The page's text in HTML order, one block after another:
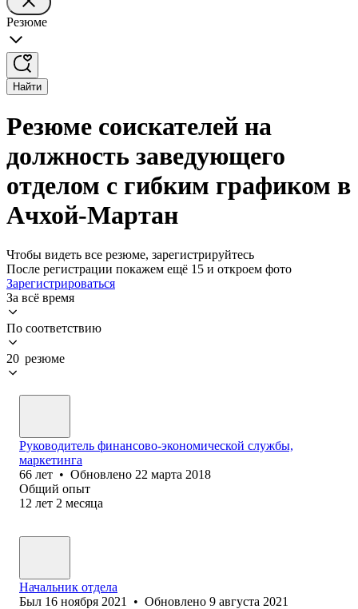
Резюме
Найти
Резюме соискателей на
должность заведующего
отделом с гибким графиком в
Ачхой-Мартан
Чтобы видеть все резюме, зарегистрируйтесь
После регистрации покажем ещё 15 и откроем фото
Зарегистрироваться
За всё время
По соответствию
20 резюме
Руководитель финансово-экономической службы,
маркетинга
66 лет • Обновлено 22 марта 2018
Общий опыт
12 лет 2 месяца
Начальник отдела
Был 16 ноября 2021 • Обновлено 9 августа 2021